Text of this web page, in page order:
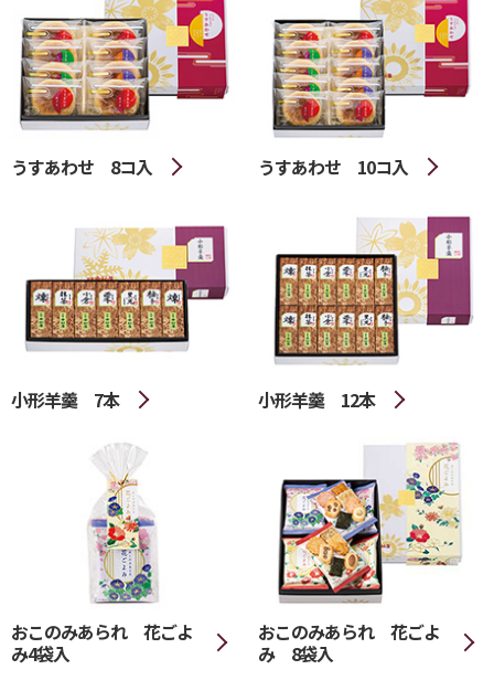
うすあわせ 8コ入 うすあわせ 10コ入
小形羊羹 7本 小形羊羹 12本
おこのみあられ 花ごよ
み4袋入
おこのみあられ 花ごよ
み 8袋入